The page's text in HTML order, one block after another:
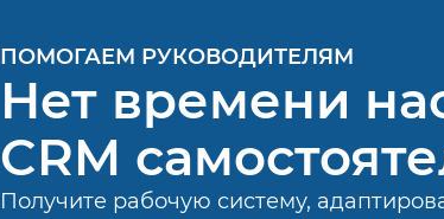
ПОМОГАЕМ РУКОВОДИТЕЛЯМ
Нет времени
CRM
Получите рабочую систему,